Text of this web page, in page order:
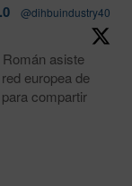
@dihbuindustry40
asiste
europea de
compartir